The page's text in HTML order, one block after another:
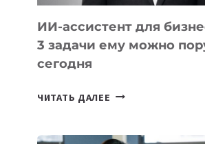
ИИ
ИИ-ассистент для
3 задачи ему можно
сегодня
ЧИТАТЬ ДАЛЕЕ ИИ-